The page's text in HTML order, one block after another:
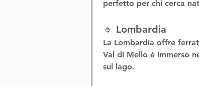
perfetto per chi cerca
🔹 Lombardia
La Lombardia offre
Val di Mello è immerso
sul lago.